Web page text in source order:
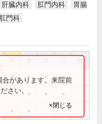
肝臓内科 肛門内科
胃腸
肛門科
祝
● ● ●
●
があります。来院前
さい。
×閉じる